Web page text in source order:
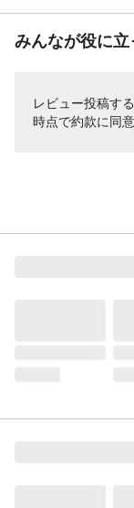
みんなが役に
レビュー投稿す
時点で約款に同